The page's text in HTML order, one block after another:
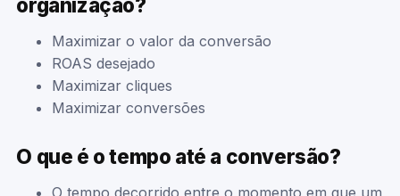
organização?
Maximizar o valor da conversão
ROAS desejado
Maximizar cliques
Maximizar conversões
O que é o tempo até a conversão?